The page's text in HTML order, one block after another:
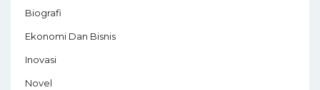
Biografi
Ekonomi Dan Bisnis
Inovasi
Novel